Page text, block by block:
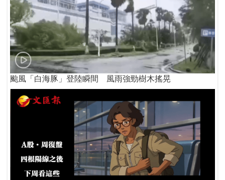
颱風「白海豚」登陸瞬間 風雨強勁樹木搖晃